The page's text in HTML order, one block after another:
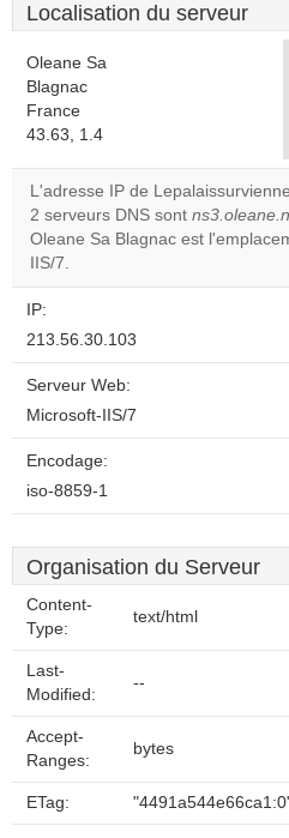
Localisation du serveur
Oleane Sa
Blagnac
France
43.63, 1.4
L'adresse IP de
2 serveurs DNS sont
Oleane Sa Blagnac est
IIS/7.
IP:
213.56.30.103
Serveur Web:
Microsoft-IIS/7
Encodage:
iso-8859-1
Organisation du Serveur
Content-
Type:
text/html
Last-
Modified:
--
Accept-
Ranges:
bytes
ETag: